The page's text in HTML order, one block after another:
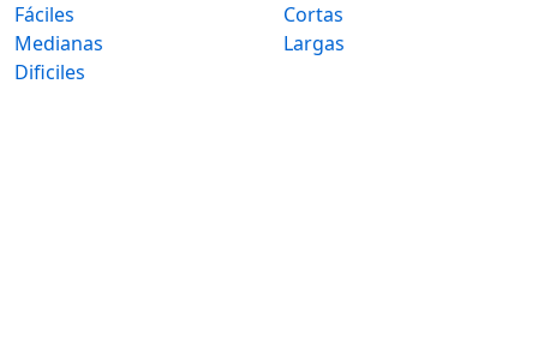
Fáciles
Medianas
Dificiles
Cortas
Largas